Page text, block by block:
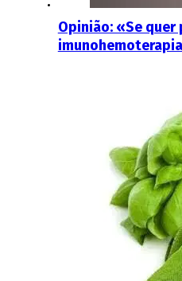
Opinião: «Se
imunohemoterapia